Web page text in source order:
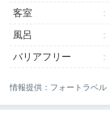
サーなど、ベビ
川側に窓がある
客室
風呂
バリアフリー
情報提供：フォートラベル